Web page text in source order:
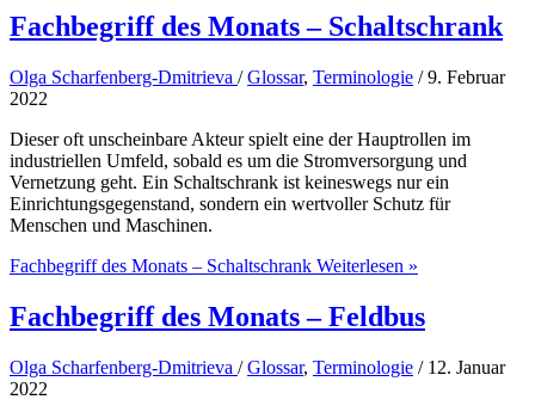
Fachbegriff des Monats – Schaltschrank
Olga Scharfenberg-Dmitrieva /Glossar, Terminologie /9. Februar
2022
Dieser oft unscheinbare Akteur spielt eine der Hauptrollen im
industriellen Umfeld, sobald es um die Stromversorgung und
Vernetzung geht. Ein Schaltschrank ist keineswegs nur ein
Einrichtungsgegenstand, sondern ein wertvoller Schutz für
Menschen und Maschinen.
Fachbegriff des Monats – Schaltschrank Weiterlesen »
Fachbegriff des Monats – Feldbus
Olga Scharfenberg-Dmitrieva /Glossar, Terminologie / 12. Januar
2022